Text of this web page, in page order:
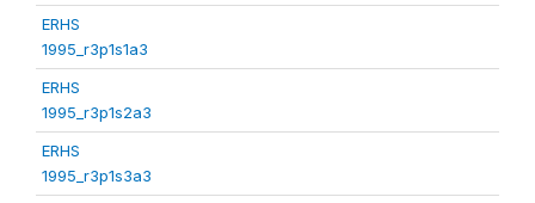
ERHS
1995_r3p1s1a3
ERHS
1995_r3p1s2a3
ERHS
1995_r3p1s3a3